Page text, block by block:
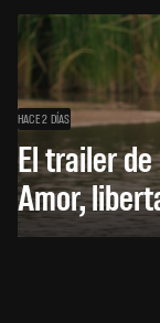
HACE 2 DÍAS
El trailer
Amor,